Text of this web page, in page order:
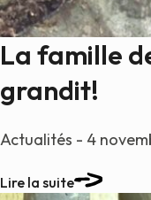
La famille
grandit!
Actualités - 4
Lire la suite